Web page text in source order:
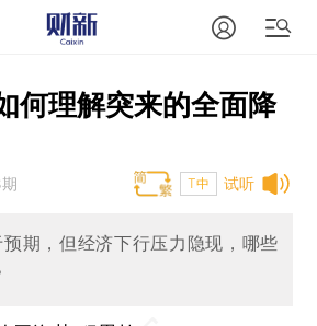
何理解突来的全面降
试听
T中
期，但经济下行压力隐现，哪些